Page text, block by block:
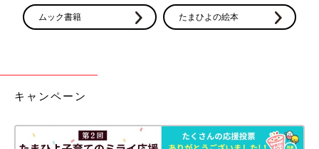
『トイトレは夏！な話』 5/7
ムック書籍 たまひよの絵本
キャンペーン